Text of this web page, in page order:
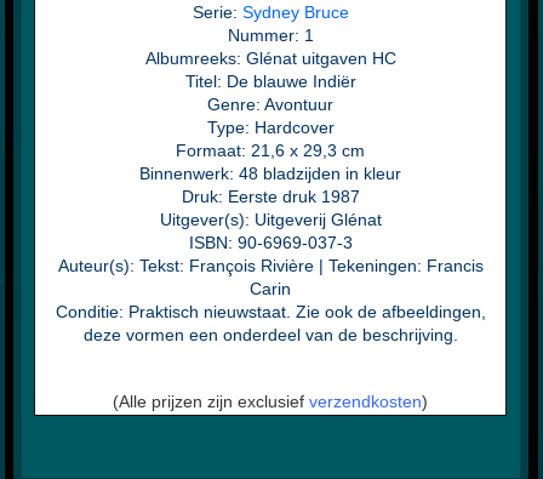
Serie: Sydney Bruce
Nummer: 1
Albumreeks: Glénat uitgaven HC
Titel: De blauwe Indiër
Genre: Avontuur
Type: Hardcover
Formaat: 21,6 x 29,3 cm
Binnenwerk: 48 bladzijden in kleur
Druk: Eerste druk 1987
Uitgever(s): Uitgeverij Glénat
ISBN: 90-6969-037-3
Auteur(s): Tekst: François Rivière | Tekeningen: Francis
Carin
Conditie: Praktisch nieuwstaat. Zie ook de afbeeldingen,
deze vormen een onderdeel van de beschrijving.
(Alle prijzen zijn exclusiefverzendkosten)